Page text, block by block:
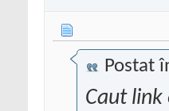
Postat
Caut